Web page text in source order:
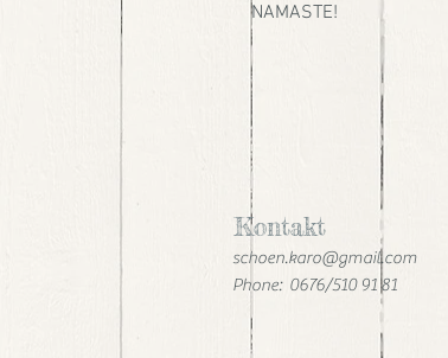
NAMASTE!
Kontakt
schoen.karo@gmail.com
Phone: 0676/510 91 81